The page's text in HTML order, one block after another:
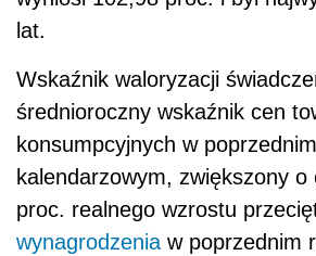
lat.
Wskaźnik waloryzacji
średnioroczny wskaźnik cen
konsumpcyjnych w
kalendarzowym, zwiększony o
proc. realnego wzrostu
wynagrodzenia w poprzednim